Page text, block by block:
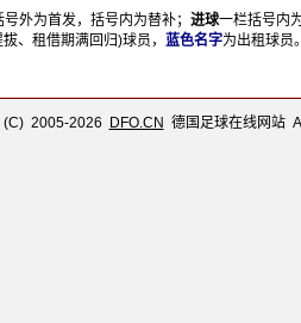
号外为首发，括号内为替补； 进球一栏括号内
、租借期满回归)球员， 蓝色名字为出租球员
2005-2026 DFO.CN 德国足球在线网站